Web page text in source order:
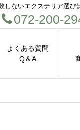
しないエクステリア選び
072-200-
よくある質問
Q＆A